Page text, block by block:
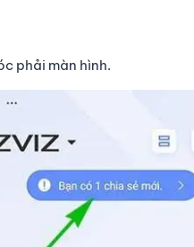
phải màn hình.